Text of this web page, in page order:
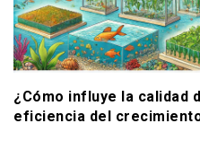
¿Cómo influye la calidad
eficiencia del